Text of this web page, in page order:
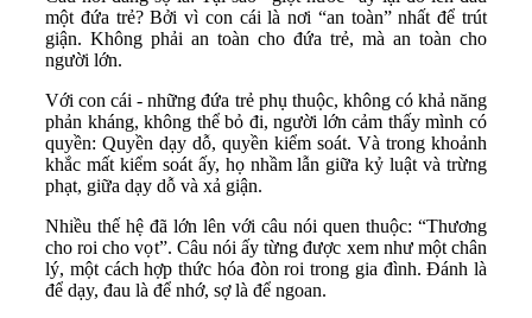
một đứa trẻ? Bởi vì con cái là nơi “an toàn” nhất để trút
giận. Không phải an toàn cho đứa trẻ, mà an toàn cho
người lớn.
Với con cái - những đứa trẻ phụ thuộc, không có khả năng
phản kháng, không thể bỏ đi, người lớn cảm thấy mình có
quyền: Quyền dạy dỗ, quyền kiểm soát. Và trong khoảnh
khắc mất kiểm soát ấy, họ nhầm lẫn giữa kỷ luật và trừng
phạt, giữa dạy dỗ và xả giận.
Nhiều thế hệ đã lớn lên với câu nói quen thuộc: “Thương
cho roi cho vọt”. Câu nói ấy từng được xem như một chân
lý, một cách hợp thức hóa đòn roi trong gia đình. Đánh là
để dạy, đau là để nhớ, sợ là để ngoan.